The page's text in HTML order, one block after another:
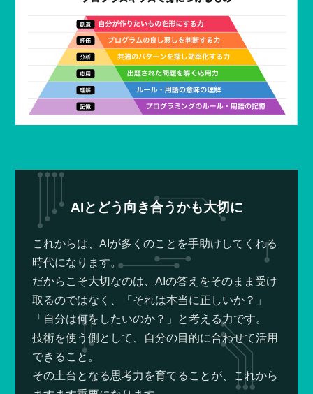
AIとどう向き合うかも大切に
これからは、AIが多くのことを手助けしてくれる
時代になります。
だからこそ大切なのは、AIの答えをそのまま受け
取るのではなく、「それは本当に正しいか？」
「自分は何をしたいのか？」と考える力です。
技術を使う側として、自分の目的に合わせて活用
できること。
その土台となる思考力を育てることが、これから